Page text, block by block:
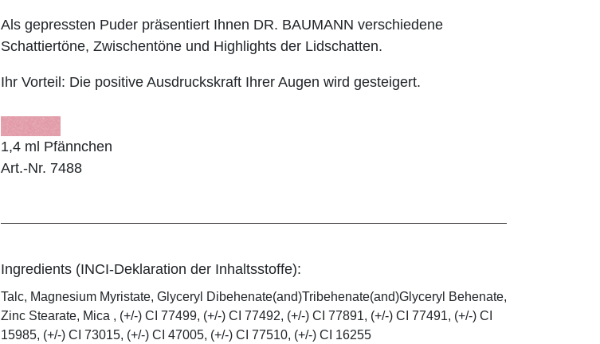
Als gepressten Puder präsentiert Ihnen DR. BAUMANN verschiedene
Schattiertöne, Zwischentöne und Highlights der Lidschatten.
Ihr Vorteil: Die positive Ausdruckskraft Ihrer Augen wird gesteigert.
1,4 ml Pfännchen
Art.-Nr. 7488
Ingredients (INCI-Deklaration der Inhaltsstoffe):
Talc, Magnesium Myristate, Glyceryl Dibehenate(and)Tribehenate(and)Glyceryl Behenate,
Zinc Stearate, Mica , (+/-) CI 77499, (+/-) CI 77492, (+/-) CI 77891, (+/-) CI 77491, (+/-) CI
15985, (+/-) CI 73015, (+/-) CI 47005, (+/-) CI 77510, (+/-) CI 16255